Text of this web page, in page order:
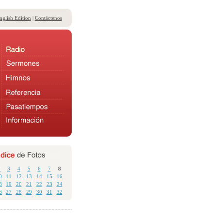
Edition | Contáctenos
3 4 5 6 7
8
11 12 13 14 15
16
19 20 21 22 23
24
27 28 29 30 31 32